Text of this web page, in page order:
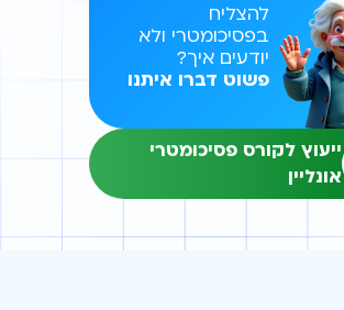
להצליח
בפסיכומטרי ולא
יודעים איך?
פשוט דברו איתנו
ייעוץ לקורס פסיכומטרי
אונליין